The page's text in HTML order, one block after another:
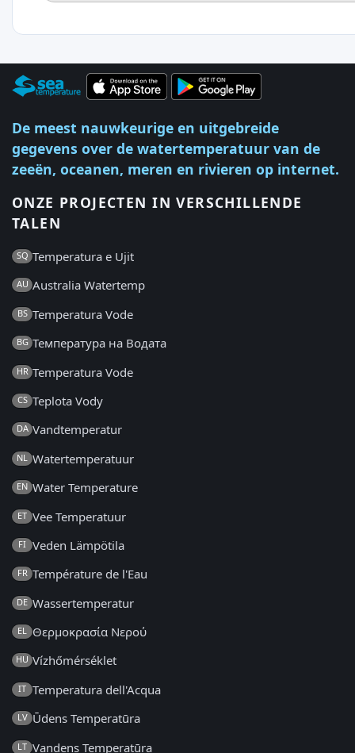
De meest nauwkeurige en uitgebreide
gegevens over de watertemperatuur van de
zeeën, oceanen, meren en rivieren op internet.
ONZE PROJECTEN IN VERSCHILLENDE
TALEN
SQ Temperatura e Ujit
AU Australia Watertemp
BS Temperatura Vode
BG Температура на Водата
HR Temperatura Vode
CS Teplota Vody
DA Vandtemperatur
NL Watertemperatuur
EN Water Temperature
ET Vee Temperatuur
FI Veden Lämpötila
FR Température de l'Eau
DE Wassertemperatur
EL Θερμοκρασία Νερού
HU Vízhőmérséklet
IT Temperatura dell'Acqua
LV Ūdens Temperatūra
LT Vandens Temperatūra